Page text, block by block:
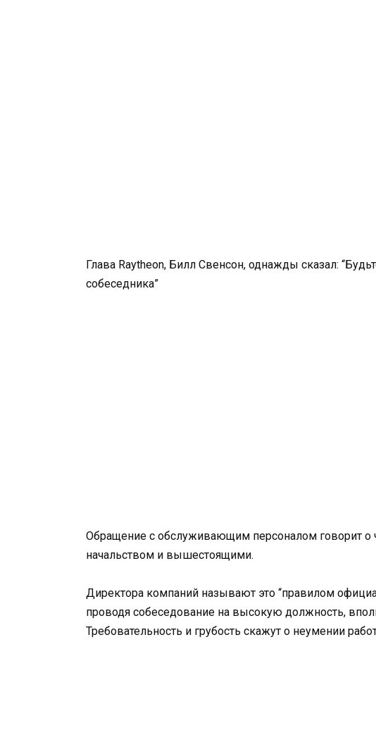
Глава Raytheon, Билл Свен­сон, однажды сказал:
собеседника”
Обращение с обслуживающим персоналом говорит о
начальством и вышестоящими.
Директора компаний называют это “правилом
проводя собеседование на высокую должность,
Требовательность и грубость скажут о неумении